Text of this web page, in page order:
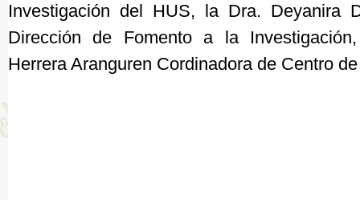
Investigación del HUS, la Dra. Deyanira
Dirección de Fomento a la
Herrera Aranguren Cordinadora de Centro